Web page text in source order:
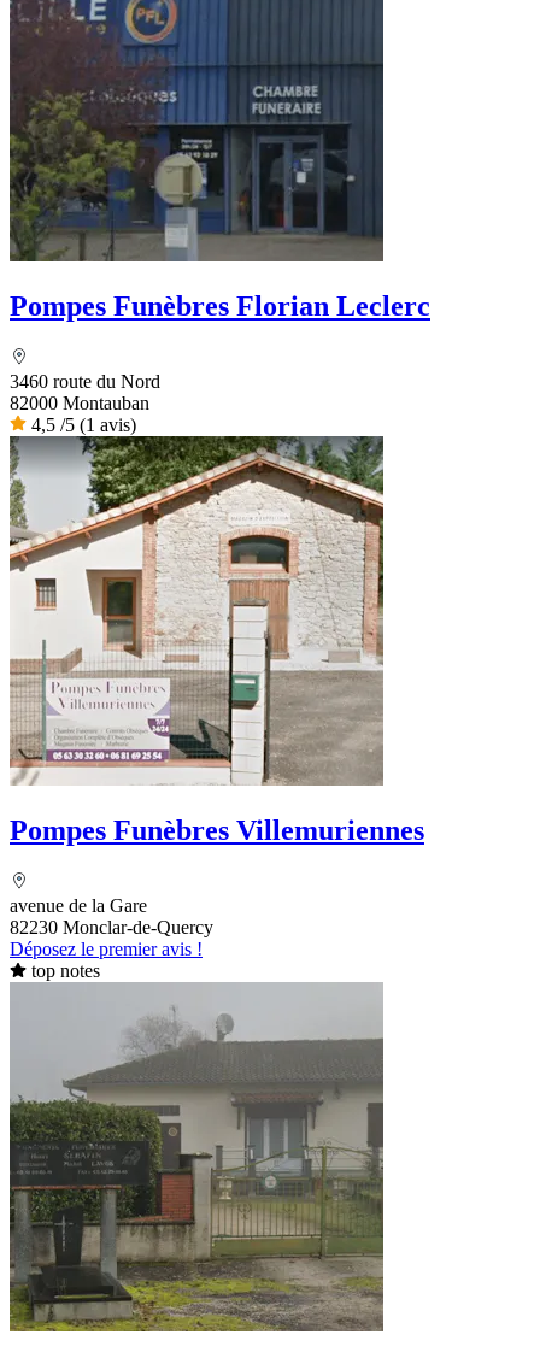
Pompes Funèbres Florian Leclerc
3460 route du Nord
82000 Montauban
4,5 /5 (1 avis)
Pompes Funèbres Villemuriennes
avenue de la Gare
82230 Monclar-de-Quercy
Déposez le premier avis !
top notes